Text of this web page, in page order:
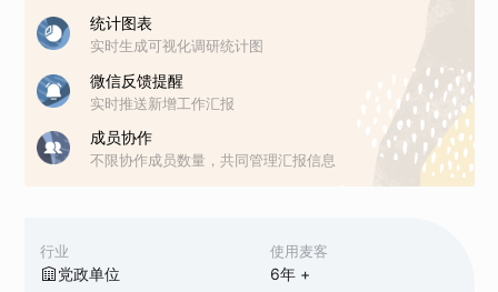
行业
党政单位
使用麦客
6年 +
统计图表
实时生成可视化调研统计图
微信反馈提醒
实时推送新增工作汇报
成员协作
不限协作成员数量，共同管理汇报信息